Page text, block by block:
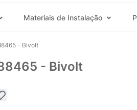
Materiais de Instalação
- Bivolt
- Bivolt